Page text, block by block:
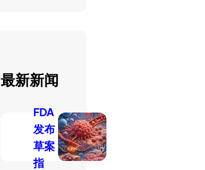
最新新闻
FDA
发布
草案
指